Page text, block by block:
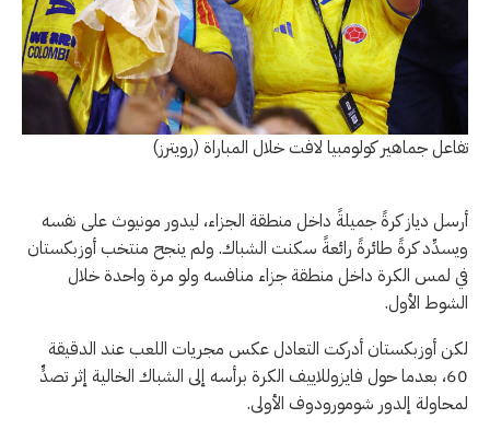
تفاعل جماهير كولومبيا لافت خلال المباراة (رويترز)
أرسل دياز كرةً جميلةً داخل منطقة الجزاء، ليدور مونيوث على نفسه
ويسدِّد كرةً طائرةً رائعةً سكنت الشباك. ولم ينجح منتخب أوزبكستان
في لمس الكرة داخل منطقة جزاء منافسه ولو مرة واحدة خلال
الشوط الأول.
لكن أوزبكستان أدركت التعادل عكس مجريات اللعب عند الدقيقة
60، بعدما حول فايزوللاييف الكرة برأسه إلى الشباك الخالية إثر تصدٍّ
لمحاولة إلدور شومورودوف الأولى.